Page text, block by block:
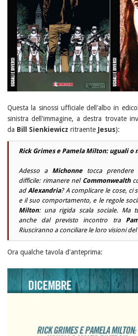
Questa la sinossi ufficiale dell'albo in
sinistra dell'immagine, a destra trovate
da Bill Sienkiewicz ritraente Jesus):
Rick Grimes e Pamela Milton: uguali o
Adesso a Michonne tocca prendere
difficile: rimanere nel Commonwealth
ad Alexandria? A complicare le cose, ci
e il suo comportamento, e le regole
Milton: una rigida scala sociale. Ma
anche dal previsto incontro tra
Riusciranno a conciliare le loro visioni
Ora qualche tavola d'anteprima: